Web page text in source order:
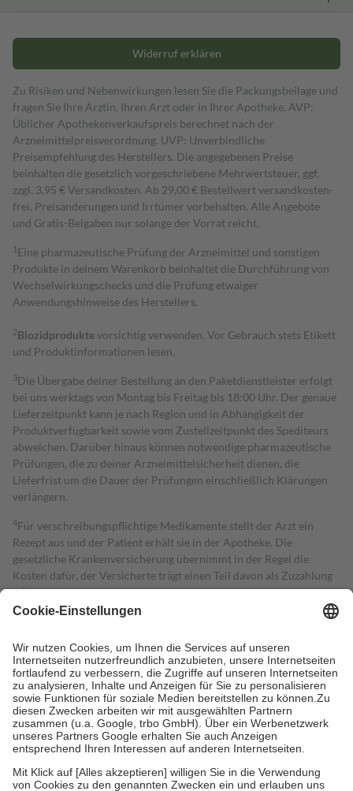
Widerruf erklären
Zu Risiken und Nebenwirkungen lesen Sie die Packungsbeilage und
fragen Sie Ihre Ärztin, Ihren Arzt oder in Ihrer Apotheke. AVP:
Üblicher Apothekenverkaufspreis berechnet nach der
Arzneimittelpreisverordnung. UVP: Unverbindliche
Preisempfehlung des Herstellers. Die angegebenen Preise
beinhalten die gesetzlich vorgeschriebene Mehrwertsteuer, ggf.
zzgl. 3,95 € Versandkosten. Ab 29,00 € Bestell­wert versand­kosten­
frei. Preisänderungen und Irrtümer vorbehalten. Alle Angebote
und Gratis-Beigaben nur solange der Vorrat reicht.
1 Eine pharmazeutische Prüfung der Arzneimittel und sonstigen
Produkte in deinem Warenkorb beinhaltet die Durchführung von
Wechselwirkungschecks und die Prüfung etwaiger
Anwendungshinweise des Herstellers.
2Biozidproduktevorsichtig verwenden. Vor Gebrauch stets Etikett
und Produktinformationen lesen.
3Die Übergabe deiner Bestellung an den Paketdienstleister erfolgt
bei uns werktags von Montag bis Freitag bis 18:00 Uhr. Der genaue
Lieferzeitpunkt kann je nach Region und in Abhängigkeit der
Produktverfügbarkeit sowie vom Zustellzeitpunkt des Spediteurs
abweichen. Darüber hinaus können notwendige pharmazeutische
Prüfungen, die zu deiner Arzneimittelsicherheit dienen, die
Lieferfrist um die Dauer der Prüfungen einschließlich Klärungen
verlängern.
4Für verschreibungspflichtige Medikamente stellt der Arzt ein
Rezept aus und der Patient erhält sie in der Apotheke. Die
gesetzliche Krankenversicherung übernimmt in der Regel die
Kosten dafür, der Versicherte trägt einen Teil davon als Zuzahlung
mit.
Grundsätzlich leisten Mitglieder Zuzahlungen in Höhe von zehn
höchstens zehn Euro.
Es sind jedoch nie mehr als die tatsächlichen
Kosten der Leistung zu entrichten.
Diese Regeln gelten grundsätzlich auch für Online-Apotheken.
Bei Heilmitteln und häuslicher Krankenpflege beträgt die
Zuzahlung zehn Prozent der Kosten sowie zehn Euro je
Verordnung.
Um das Engagement der Versicherten für ihre eigene Gesundheit zu
stärken und die besondere Stellung der Familie zu unterstützen,
fallenkeine Zuzahlungenan bei: